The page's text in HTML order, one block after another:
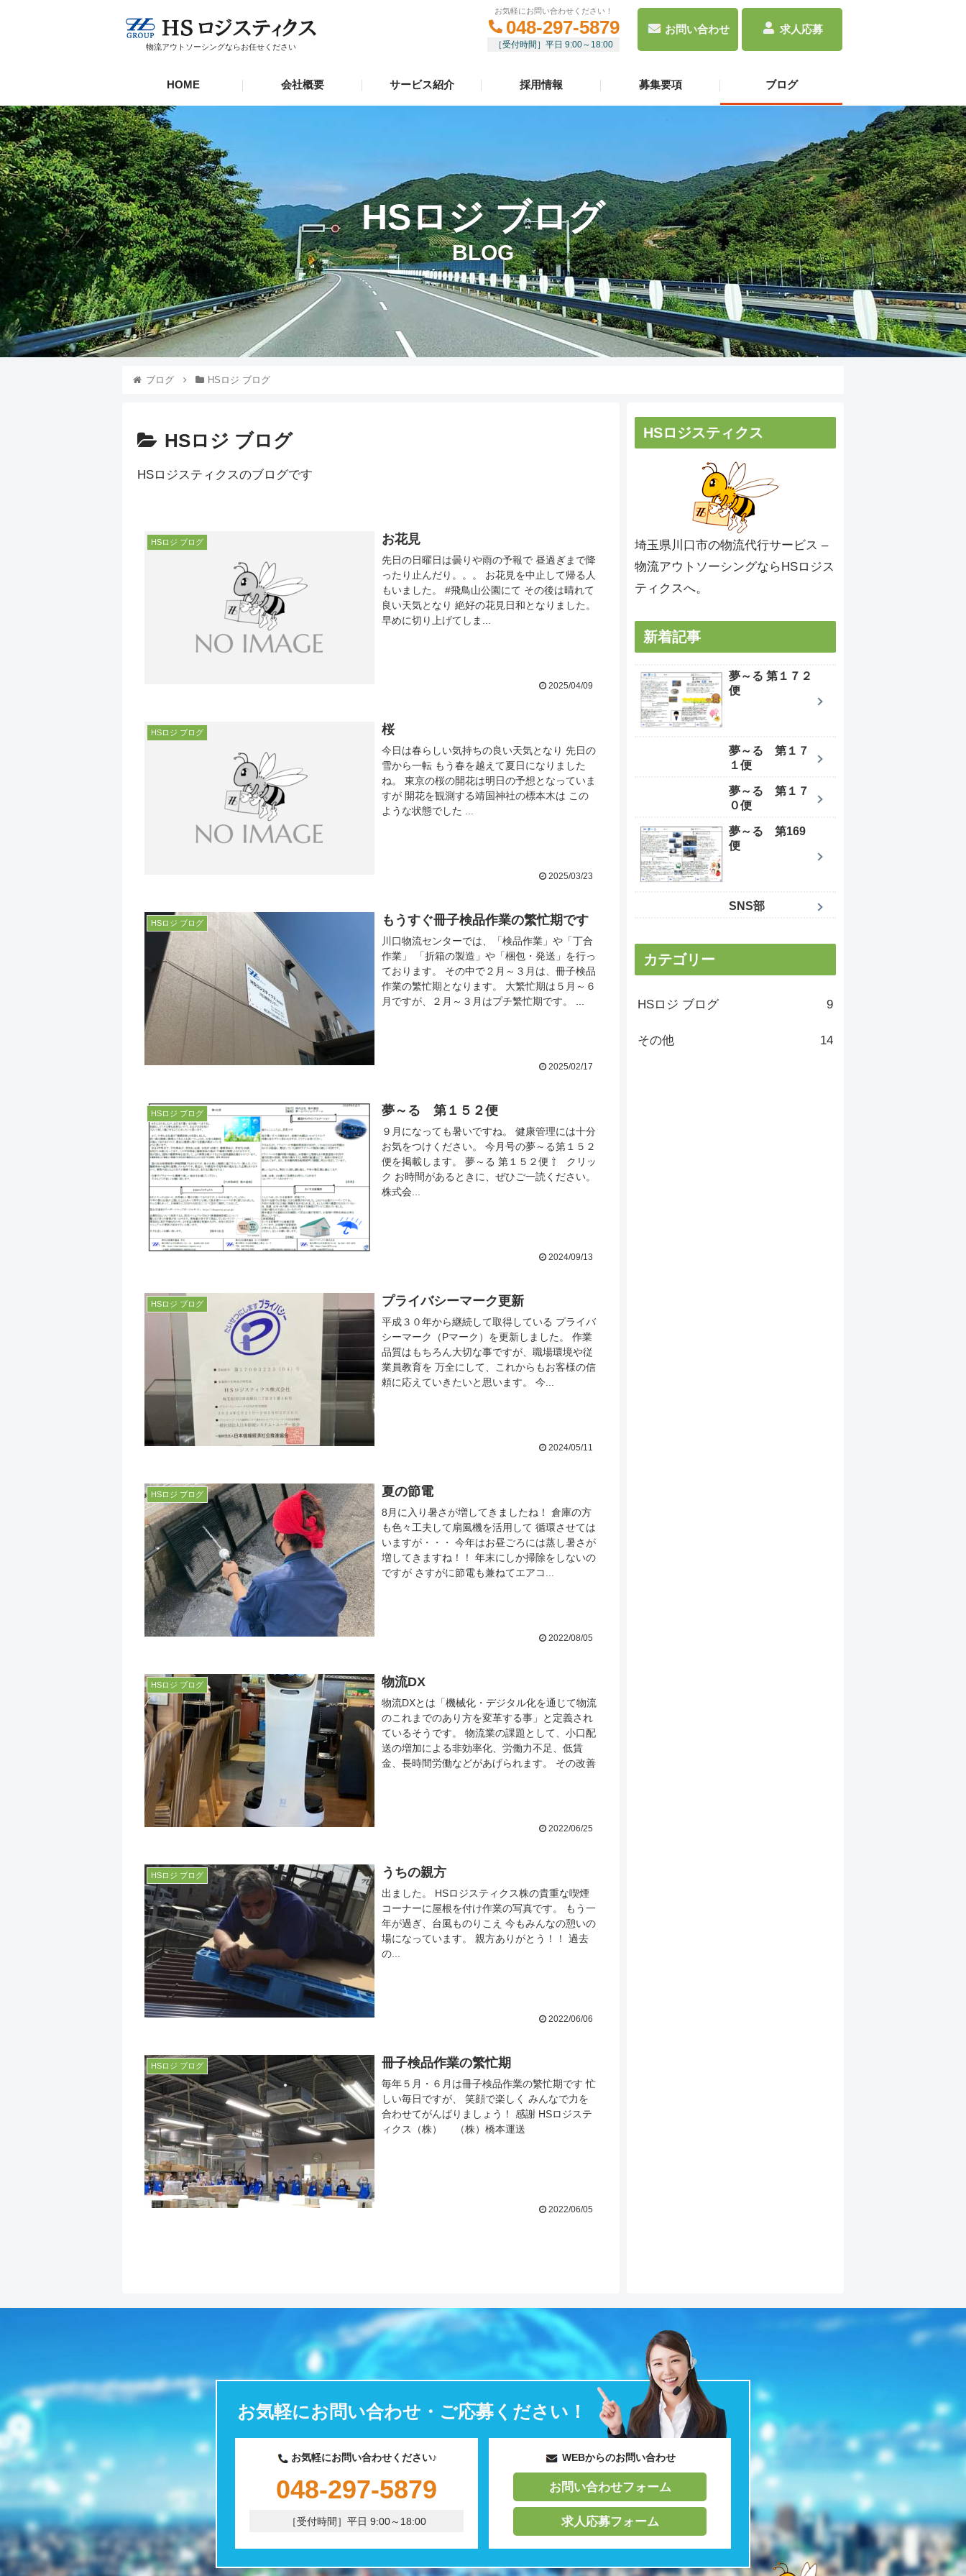
物流アウトソーシングならお任せください
お気軽にお問い合わせください！
048-297-5879
［受付時間］平日 9:00～18:00
お問い合わせ 求人応募
HOME 会社概要 サービス紹介 採用情報 募集要項 ブログ
HSロジ ブログ
BLOG
ブログ HSロジ ブログ
HSロジ ブログ
HSロジスティクスのブログです
HSロジ ブログ お花見
先日の日曜日は曇りや雨の予報で 昼過ぎまで降
ったり止んだり。。。 お花見を中止して帰る人
もいました。 #飛鳥山公園にて その後は晴れて
良い天気となり 絶好の花見日和となりました。
早めに切り上げてしま...
2025/04/09
HSロジ ブログ 桜
今日は春らしい気持ちの良い天気となり 先日の
雪から一転 もう春を越えて夏日になりました
ね。 東京の桜の開花は明日の予想となっていま
すが 開花を観測する靖国神社の標本木は この
ような状態でした ...
2025/03/23
HSロジ ブログ もうすぐ冊子検品作業の繁忙期です
川口物流センターでは、「検品作業」や「丁合
作業」 「折箱の製造」や「梱包・発送」を行っ
ております。 その中で２月～３月は、冊子検品
作業の繁忙期となります。 大繁忙期は５月～６
月ですが、２月～３月はプチ繁忙期です。 ...
2025/02/17
HSロジ ブログ 夢～る 第１５２便
９月になっても暑いですね。 健康管理には十分
お気をつけください。 今月号の夢～る第１５２
便を掲載します。 夢～る 第１５２便 ⇧ クリッ
ク お時間があるときに、ぜひご一読ください。
株式会...
2024/09/13
HSロジ ブログ プライバシーマーク更新
平成３０年から継続して取得している プライバ
シーマーク（Pマーク）を更新しました。 作業
品質はもちろん大切な事ですが、職場環境や従
業員教育を 万全にして、これからもお客様の信
頼に応えていきたいと思います。 今...
2024/05/11
HSロジ ブログ 夏の節電
8月に入り暑さが増してきましたね！ 倉庫の方
も色々工夫して扇風機を活用して 循環させては
いますが・・・ 今年はお昼ごろには蒸し暑さが
増してきますね！！ 年末にしか掃除をしないの
ですが さすがに節電も兼ねてエアコ...
2022/08/05
HSロジ ブログ 物流DX
物流DXとは「機械化・デジタル化を通じて物流
のこれまでのあり方を変革する事」と定義され
ているそうです。 物流業の課題として、小口配
送の増加による非効率化、労働力不足、低賃
金、長時間労働などがあげられます。 その改善
2022/06/25
HSロジ ブログ うちの親方
出ました。 HSロジスティクス株の貴重な喫煙
コーナーに屋根を付け作業の写真です。 もう一
年が過ぎ、台風ものりこえ 今もみんなの憩いの
場になっています。 親方ありがとう！！ 過去
の...
2022/06/06
HSロジ ブログ 冊子検品作業の繁忙期
毎年５月・６月は冊子検品作業の繁忙期です 忙
しい毎日ですが、 笑顔で楽しく みんなで力を
合わせてがんばりましょう！ 感謝 HSロジステ
ィクス（株） （株）橋本運送
2022/06/05
HSロジスティクス
埼玉県川口市の物流代行サービス –
物流アウトソーシングならHSロジス
ティクスへ。
新着記事
夢～る 第１７２
便
夢～る 第１７
１便
夢～る 第１７
０便
夢～る 第169
便
SNS部
カテゴリー
HSロジ ブログ 9
その他 14
お気軽にお問い合わせ・ご応募ください！
お気軽にお問い合わせください♪
048-297-5879
［受付時間］平日 9:00～18:00
WEBからのお問い合わせ
お問い合わせフォーム
求人応募フォーム